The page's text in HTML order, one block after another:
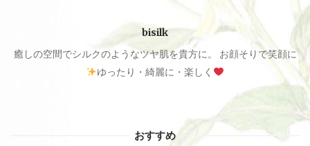
bisilk
癒しの空間でシルクのようなツヤ肌を貴方に。 お顔そりで笑顔に
ゆったり・綺麗に・楽しく
おすすめ